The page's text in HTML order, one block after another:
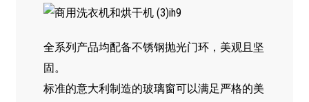
全系列产品均配备不锈钢抛光门环，美观且坚
固。
标准的意大利制造的玻璃窗可以满足严格的美